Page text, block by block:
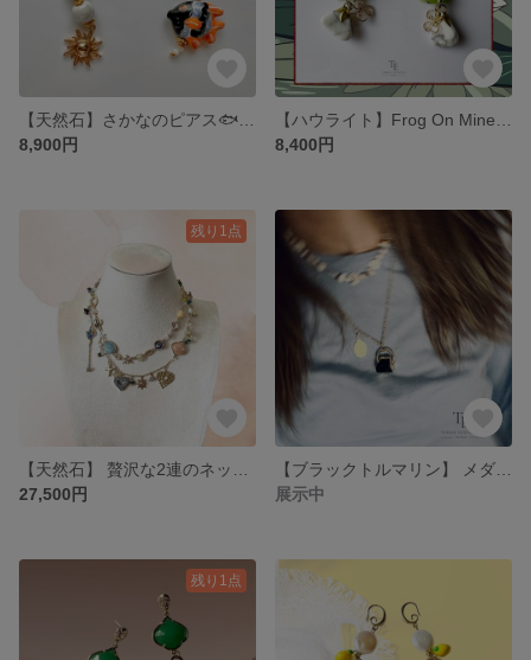
8,900円
8,400円
残り1点
27,500円
展示中
残り1点